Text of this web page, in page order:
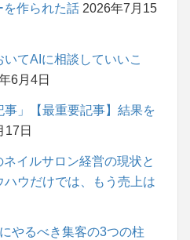
を作られた話 2026年7月15
てAIに相談していいこ
6月4日
事」【最重要記事】結果を
17日
イルサロン経営の現状と
ウだけでは、もう売上は
やるべき集客の3つの柱